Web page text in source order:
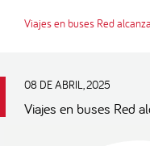
Viajes en buses Red
08 DE ABRIL, 2025
Viajes en buses Red